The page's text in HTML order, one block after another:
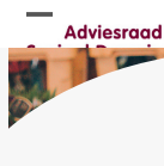
Skip
to
content
Open
mobile
menu
Close
mobile
menu